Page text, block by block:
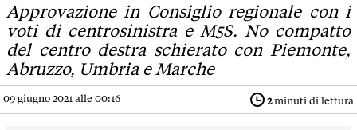
Approvazione in Consiglio regionale con i
voti di centrosinistra e M5S. No compatto
del centro destra schierato con Piemonte,
Abruzzo, Umbria e Marche
09 giugno 2021 alle 00:16 2minuti di lettura